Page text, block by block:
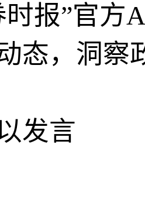
时报”官方
态，洞察
发言